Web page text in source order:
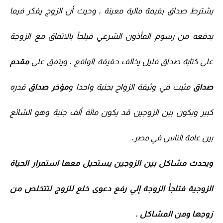
يشترط صداق بقيمة مالية معينة , وحيث أن الزوج يفكر فيما
يدفعه من رسوم المأذون الشرعي فيلجأ بالاتفاق مع الزوجة
علي كتابة صداق قليل يخالف حقيقة الواقع . ويتفق عليمقدم
صداق مثبت في وثيقة الزواج بجنية واحدا ومؤخر صداق قدره
كبير ويكون بين الزوجين قد يكون مائة ألف جنية وهو الشائع
بين عامة الناس في مصر.
ويحدث مشاكل بين الزوجين يستحيل معها استمرار الحياة
الزوجية فتلجأ الزوجة إلي رفع دعوى خلع للزوج لتتخلص من
زوجها ومن المشاكل .